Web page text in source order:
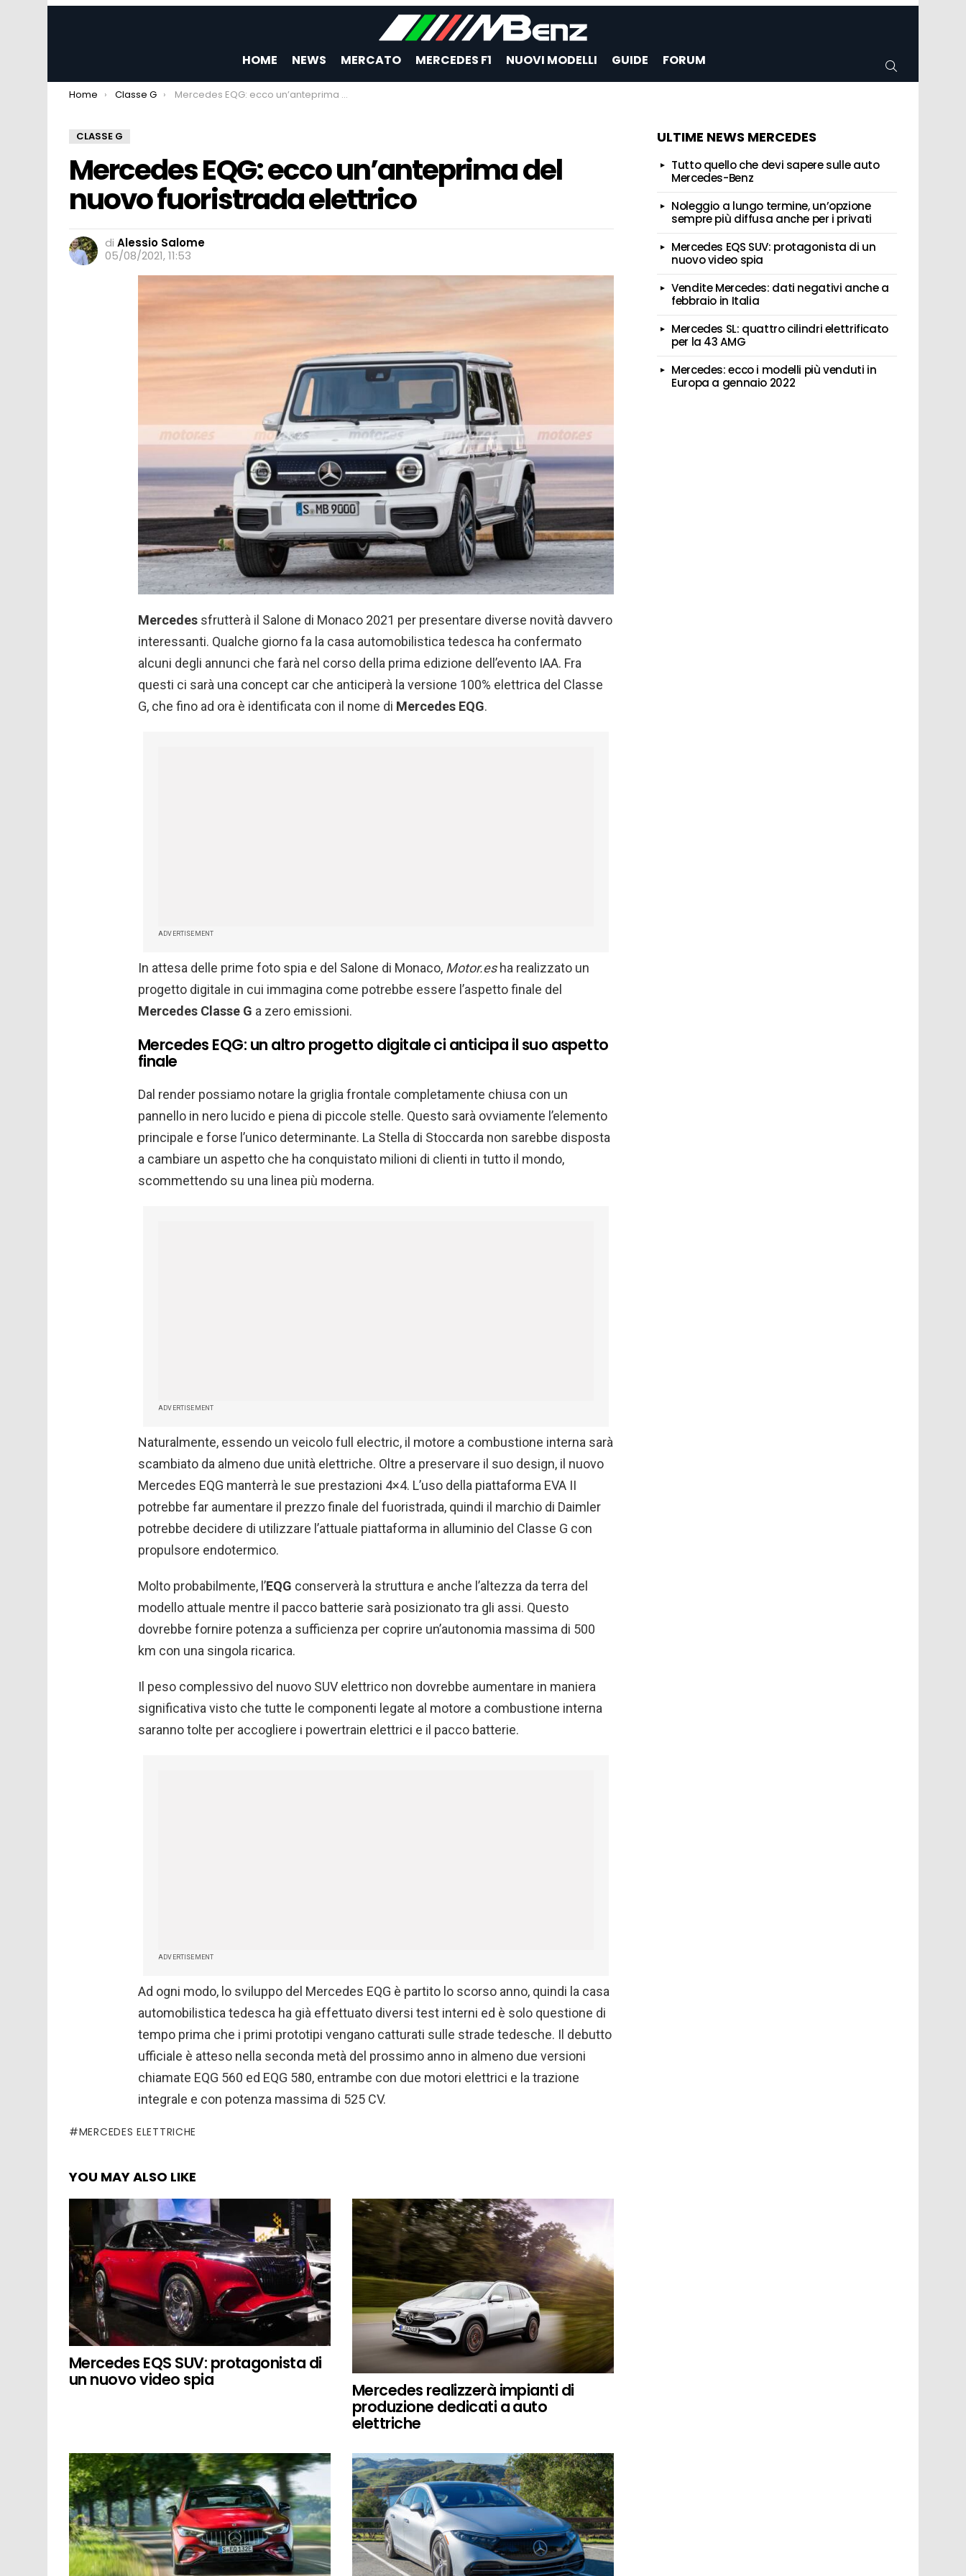
HOME NEWS MERCATO MERCEDES F1 NUOVI MODELLI GUIDE FORUM
You are here:
Home Classe G Mercedes EQG: ecco un’anteprima del nuovo fuoristrada elettrico
CLASSE G
Mercedes EQG: ecco un’anteprima del
nuovo fuoristrada elettrico
di Alessio Salome
05/08/2021, 11:53
Mercedes sfrutterà il Salone di Monaco 2021 per presentare diverse novità davvero
interessanti. Qualche giorno fa la casa automobilistica tedesca ha confermato
alcuni degli annunci che farà nel corso della prima edizione dell’evento IAA. Fra
questi ci sarà una concept car che anticiperà la versione 100% elettrica del Classe
G, che fino ad ora è identificata con il nome di Mercedes EQG.
ADVERTISEMENT
In attesa delle prime foto spia e del Salone di Monaco, Motor.esha realizzato un
progetto digitale in cui immagina come potrebbe essere l’aspetto finale del
Mercedes Classe G a zero emissioni.
Mercedes EQG: un altro progetto digitale ci anticipa il suo aspetto
finale
Dal render possiamo notare la griglia frontale completamente chiusa con un
pannello in nero lucido e piena di piccole stelle. Questo sarà ovviamente l’elemento
principale e forse l’unico determinante. La Stella di Stoccarda non sarebbe disposta
a cambiare un aspetto che ha conquistato milioni di clienti in tutto il mondo,
scommettendo su una linea più moderna.
ADVERTISEMENT
Naturalmente, essendo un veicolo full electric, il motore a combustione interna sarà
scambiato da almeno due unità elettriche. Oltre a preservare il suo design, il nuovo
Mercedes EQG manterrà le sue prestazioni 4×4. L’uso della piattaforma EVA II
potrebbe far aumentare il prezzo finale del fuoristrada, quindi il marchio di Daimler
potrebbe decidere di utilizzare l’attuale piattaforma in alluminio del Classe G con
propulsore endotermico.
Molto probabilmente, l’EQG conserverà la struttura e anche l’altezza da terra del
modello attuale mentre il pacco batterie sarà posizionato tra gli assi. Questo
dovrebbe fornire potenza a sufficienza per coprire un’autonomia massima di 500
km con una singola ricarica.
Il peso complessivo del nuovo SUV elettrico non dovrebbe aumentare in maniera
significativa visto che tutte le componenti legate al motore a combustione interna
saranno tolte per accogliere i powertrain elettrici e il pacco batterie.
ADVERTISEMENT
Ad ogni modo, lo sviluppo del Mercedes EQG è partito lo scorso anno, quindi la casa
automobilistica tedesca ha già effettuato diversi test interni ed è solo questione di
tempo prima che i primi prototipi vengano catturati sulle strade tedesche. Il debutto
ufficiale è atteso nella seconda metà del prossimo anno in almeno due versioni
chiamate EQG 560 ed EQG 580, entrambe con due motori elettrici e la trazione
integrale e con potenza massima di 525 CV.
MERCEDES ELETTRICHE
YOU MAY ALSO LIKE
Mercedes EQS SUV: protagonista di
un nuovo video spia
Mercedes realizzerà impianti di
produzione dedicati a auto
elettriche
ULTIME NEWS MERCEDES
Tutto quello che devi sapere sulle auto
Mercedes-Benz
Noleggio a lungo termine, un’opzione
sempre più diffusa anche per i privati
Mercedes EQS SUV: protagonista di un
nuovo video spia
Vendite Mercedes: dati negativi anche a
febbraio in Italia
Mercedes SL: quattro cilindri elettrificato
per la 43 AMG
Mercedes: ecco i modelli più venduti in
Europa a gennaio 2022